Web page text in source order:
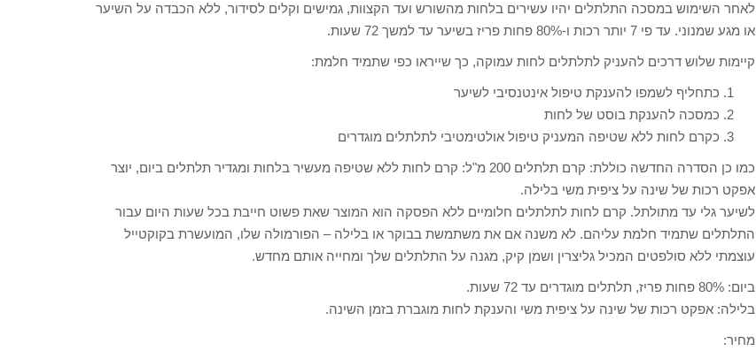
לאחר השימוש במסכה התלתלים יהיו עשירים בלחות מהשורש ועד הקצוות, גמישים וקלים לסידור, ללא הכבדה על השיער
או מגע שמנוני. עד פי 7 יותר רכות ו-80% פחות פריז בשיער עד למשך 72 שעות.
קיימות שלוש דרכים להעניק לתלתלים לחות עמוקה, כך שייראו כפי שתמיד חלמת:
כתחליף לשמפו להענקת טיפול אינטנסיבי לשיער
כמסכה להענקת בוסט של לחות
כקרם לחות ללא שטיפה המעניק טיפול אולטימטיבי לתלתלים מוגדרים
כמו כן הסדרה החדשה כוללת: קרם תלתלים 200 מ"ל: קרם לחות ללא שטיפה מעשיר בלחות ומגדיר תלתלים ביום, יוצר
אפקט רכות של שינה על ציפית משי בלילה.
לשיער גלי עד מתולתל. קרם לחות לתלתלים חלומיים ללא הפסקה הוא המוצר שאת פשוט חייבת בכל שעות היום עבור
התלתלים שתמיד חלמת עליהם. לא משנה אם את משתמשת בבוקר או בלילה – הפורמולה שלו, המועשרת בקוקטייל
עוצמתי ללא סולפטים המכיל גליצרין ושמן קיק, מגנה על התלתלים שלך ומחייה אותם מחדש.
ביום: 80% פחות פריז, תלתלים מוגדרים עד 72 שעות.
בלילה: אפקט רכות של שינה על ציפית משי והענקת לחות מוגברת בזמן השינה.
מחיר: